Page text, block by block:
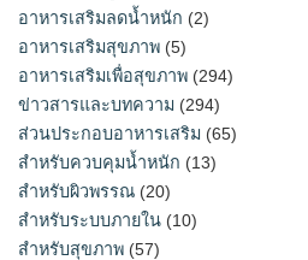
อาหารเสริมลดน้ำหนัก (2)
อาหารเสริมสุขภาพ (5)
อาหารเสริมเพื่อสุขภาพ (294)
ข่าวสารและบทความ (294)
ส่วนประกอบอาหารเสริม (65)
สำหรับควบคุมน้ำหนัก (13)
สำหรับผิวพรรณ (20)
สำหรับระบบภายใน (10)
สำหรับสุขภาพ (57)